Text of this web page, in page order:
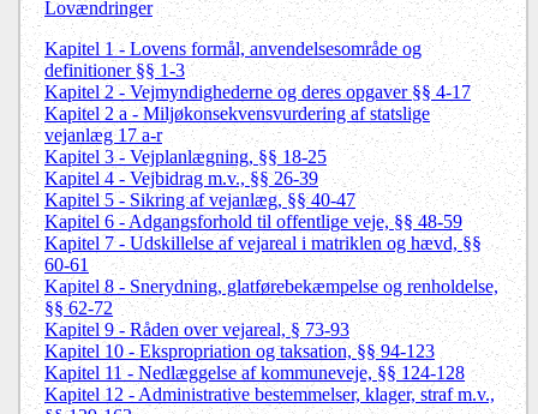
Lovændringer
Kapitel 1 - Lovens formål, anvendelsesområde og
definitioner §§ 1-3
Kapitel 2 - Vejmyndighederne og deres opgaver §§ 4-17
Kapitel 2 a -Miljøkonsekvensvurdering af statslige
vejanlæg 17 a-r
Kapitel 3 - Vejplanlægning, §§ 18-25
Kapitel 4 - Vejbidrag m.v., §§ 26-39
Kapitel 5 - Sikring af vejanlæg, §§ 40-47
Kapitel 6 - Adgangsforhold til offentlige veje, §§ 48-59
Kapitel 7 - Udskillelse af vejareal i matriklen og hævd, §§
60-61
Kapitel 8 - Snerydning, glatførebekæmpelse og renholdelse,
§§ 62-72
Kapitel 9 - Råden over vejareal, § 73-93
Kapitel 10 - Ekspropriation og taksation, §§ 94-123
Kapitel 11 - Nedlæggelse af kommuneveje, §§ 124-128
Kapitel 12 - Administrative bestemmelser, klager, straf m.v.,